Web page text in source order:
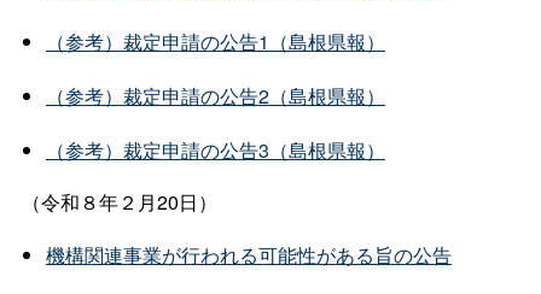
（参考）裁定申請の公告1（島根県報）
（参考）裁定申請の公告2（島根県報）
（参考）裁定申請の公告3（島根県報）
（令和８年２月20日）
機構関連事業が行われる可能性がある旨の公告